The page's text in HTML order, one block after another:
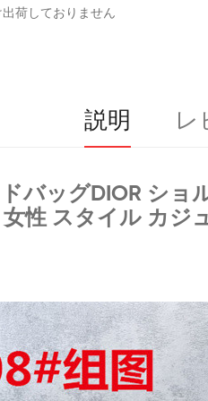
荷しておりません
説明 レ
バッグ DIOR ショ
性 スタイル カジ